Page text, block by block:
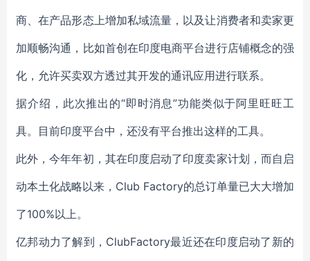
商、在产品形态上增加私域流量，以及让消费者和卖家更
加顺畅沟通，比如首创在印度电商平台进行店铺概念的强
化，允许买卖双方透过其开发的通讯应用进行联系。
据介绍，此次推出的“即时消息”功能类似于阿里旺旺工
具。目前印度平台中，还没有平台推出这样的工具。
此外，今年年初，其在印度启动了印度卖家计划，而自启
动本土化战略以来，Club Factory的总订单量已大大增加
了100%以上。
亿邦动力了解到， ClubFactory最近还在印度启动了新的